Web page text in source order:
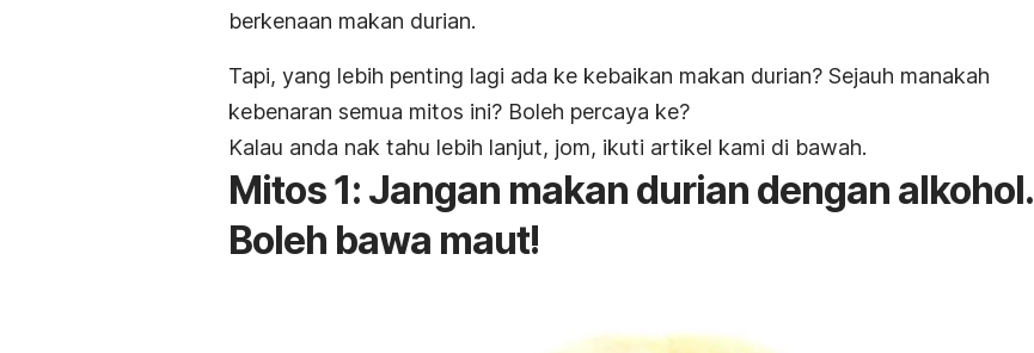
berkenaan makan durian.
Tapi, yang lebih penting lagi ada ke kebaikan makan durian? Sejauh manakah
kebenaran semua mitos ini? Boleh percaya ke?
Kalau anda nak tahu lebih lanjut, jom, ikuti artikel kami di bawah.
Mitos 1: Jangan makan durian dengan alkohol.
Boleh bawa maut!